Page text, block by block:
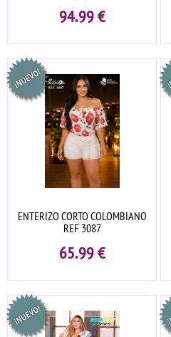
94.99€
ENTERIZO CORTO COLOMBIANO
REF 3087
65.99€